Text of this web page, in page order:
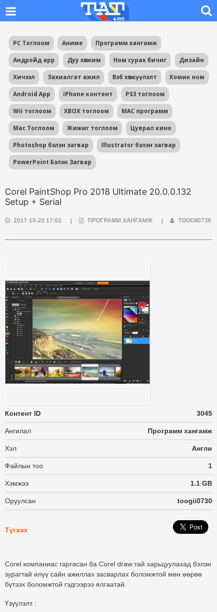
PC Тоглоом Аниме Программ хангамж
Андройд app Дуу хөгжим Ном сурах бичиг Дизайн
Хичээл Захиалгат ажил Вэб хөгжүүлэлт Комик ном
Android App iPhone контент PS3 тоглоом
Wii тоглоом XBOX тоглоом MAC программ
Mac Тоглоом Жижиг тоглоом Цуврал кино
Photoshop бэлэн загвар Illustrator бэлэн загвар
PowerPoint Бэлэн Загвар
Corel PaintShop Pro 2018 Ultimate 20.0.0.132
Setup + Serial
2017-10-20 17:02 ПРОГРАММ ХАНГАМЖ TOOGII0730
Контент ID 3045
Ангилал Программ хангамж
Хэл Англи
Файлын тоо 1
Хэмжээ 1.1 GB
Оруулсан toogii0730
Түгээх
Corel компаниас гаргасан ба Corel draw тай харьцуулахад бэлэн
зурагтай илүү сайн ажиллах засварлах боломжтой мөн өөрөө
бүтээх боломжтой гэдгээрээ ялгаатай.
Үзүүлэлт :